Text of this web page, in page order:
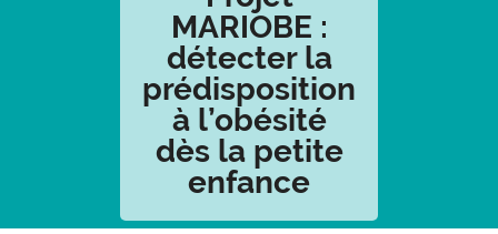
MARIOBE :
détecter la
prédisposition
à l’obésité
dès la petite
enfance